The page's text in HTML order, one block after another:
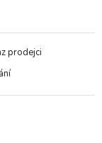
prodejci